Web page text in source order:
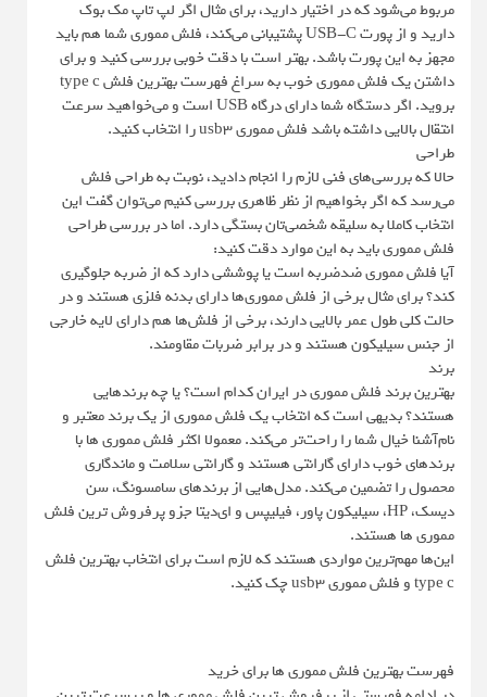
مربوط می‌شود که در اختیار دارید، برای مثال اگر لپ تاپ مک بوک
دارید و از پورت USB-C پشتیبانی می‌کند، فلش مموری شما هم باید
مجهز به این پورت باشد. بهتر است با دقت خوبی بررسی کنید و برای
داشتن یک فلش مموری خوب به سراغ فهرست بهترین فلش type c
بروید. اگر دستگاه شما دارای درگاه USB است و می‌خواهید سرعت
انتقال بالایی داشته باشد فلش مموری usb3 را انتخاب کنید.
طراحی
حالا که بررسی‌های فنی لازم را انجام دادید، نوبت به طراحی فلش
می‌رسد که اگر بخواهیم از نظر ظاهری بررسی کنیم می‌توان گفت این
انتخاب کاملا به سلیقه شخصی‌تان بستگی دارد. اما در بررسی طراحی
فلش مموری باید به این موارد دقت کنید:
آیا فلش مموری ضدضربه است یا پوششی دارد که از ضربه جلوگیری
کند؟ برای مثال برخی از فلش مموری‌ها دارای بدنه فلزی هستند و در
حالت کلی طول عمر بالایی دارند، برخی از فلش‌ها هم دارای لایه خارجی
از جنس سیلیکون هستند و در برابر ضربات مقاومند.
برند
بهترین برند فلش مموری در ایران کدام است؟ یا چه برندهایی
هستند؟ بدیهی است که انتخاب یک فلش مموری از یک برند معتبر و
نام‌آشنا خیال شما را راحت‌تر می‌کند. معمولا اکثر فلش مموری ها با
برندهای خوب دارای گارانتی هستند و گارانتی سلامت و ماندگاری
محصول را تضمین می‌کند. مدل‌هایی از برندهای سامسونگ، سن
دیسک، HP، سیلیکون پاور، فیلیپس و ای‌دیتا جزو پرفروش ترین فلش
مموری ها هستند.
این‌ها مهم‌ترین مواردی هستند که لازم است برای انتخاب بهترین فلش
type c و فلش مموری usb3 چک کنید.
فهرست بهترین فلش مموری ها برای خرید